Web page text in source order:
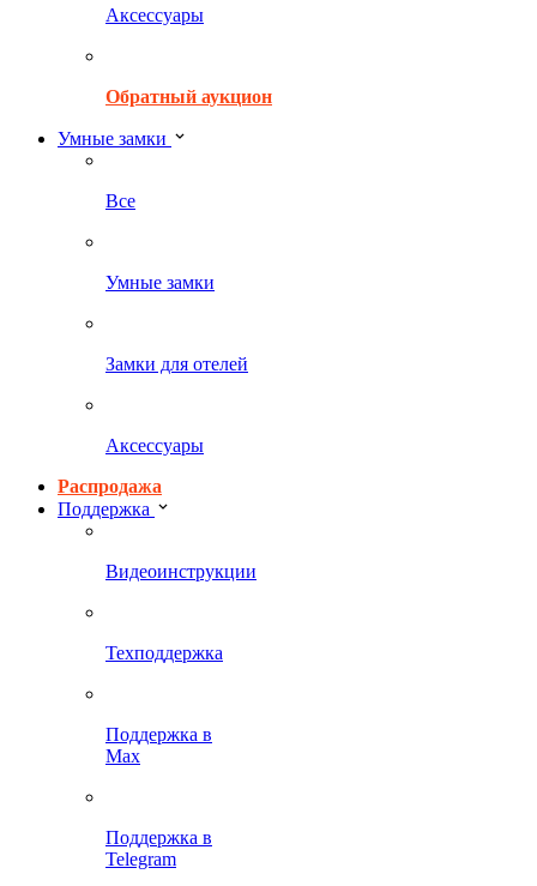
Аксессуары
Обратный аукцион
Умные замки
Все
Умные замки
Замки для отелей
Аксессуары
Распродажа
Поддержка
Видеоинструкции
Техподдержка
Поддержка в
Max
Поддержка в
Telegram